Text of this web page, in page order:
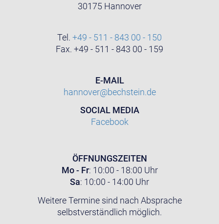
30175 Hannover
Tel. +49 - 511 - 843 00 - 150
Fax. +49 - 511 - 843 00 - 159
E-MAIL
hannover@bechstein.de
SOCIAL MEDIA
Facebook
ÖFFNUNGSZEITEN
Mo - Fr: 10:00 - 18:00 Uhr
Sa: 10:00 - 14:00 Uhr
Weitere Termine sind nach Absprache
selbstverständlich möglich.